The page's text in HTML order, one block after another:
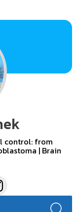
control: from
| Brain